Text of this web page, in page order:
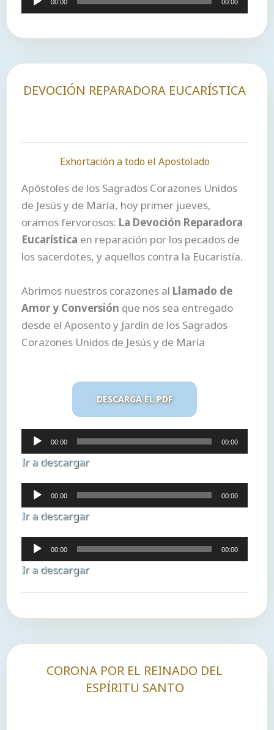
de
00:00 00:00
DEVOCIÓN REPARADORA EUCARÍSTICA​
Exhortación a todo el Apostolado
Apóstoles de los Sagrados Corazones Unidos
de Jesús y de María, hoy primer jueves,
oramos fervorosos: La Devoción Reparadora
Eucarística en reparación por los pecados de
los sacerdotes, y aquellos contra la Eucaristía.
Abrimos nuestros corazones al Llamado de
Amor y Conversión que nos sea entregado
desde el Aposento y Jardín de los Sagrados
Corazones Unidos de Jesús y de María
DESCARGA EL PDF
Reproductor
de
audio
00:00 00:00
Ir a descargar
Reproductor
de
audio
00:00 00:00
Ir a descargar
Reproductor
de
audio
00:00 00:00
Ir a descargar
CORONA POR EL REINADO DEL
ESPÍRITU SANTO